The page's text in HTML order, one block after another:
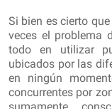
Si bien es cierto
veces el problema
todo en utilizar
ubicados por las
en ningún
concurrentes por